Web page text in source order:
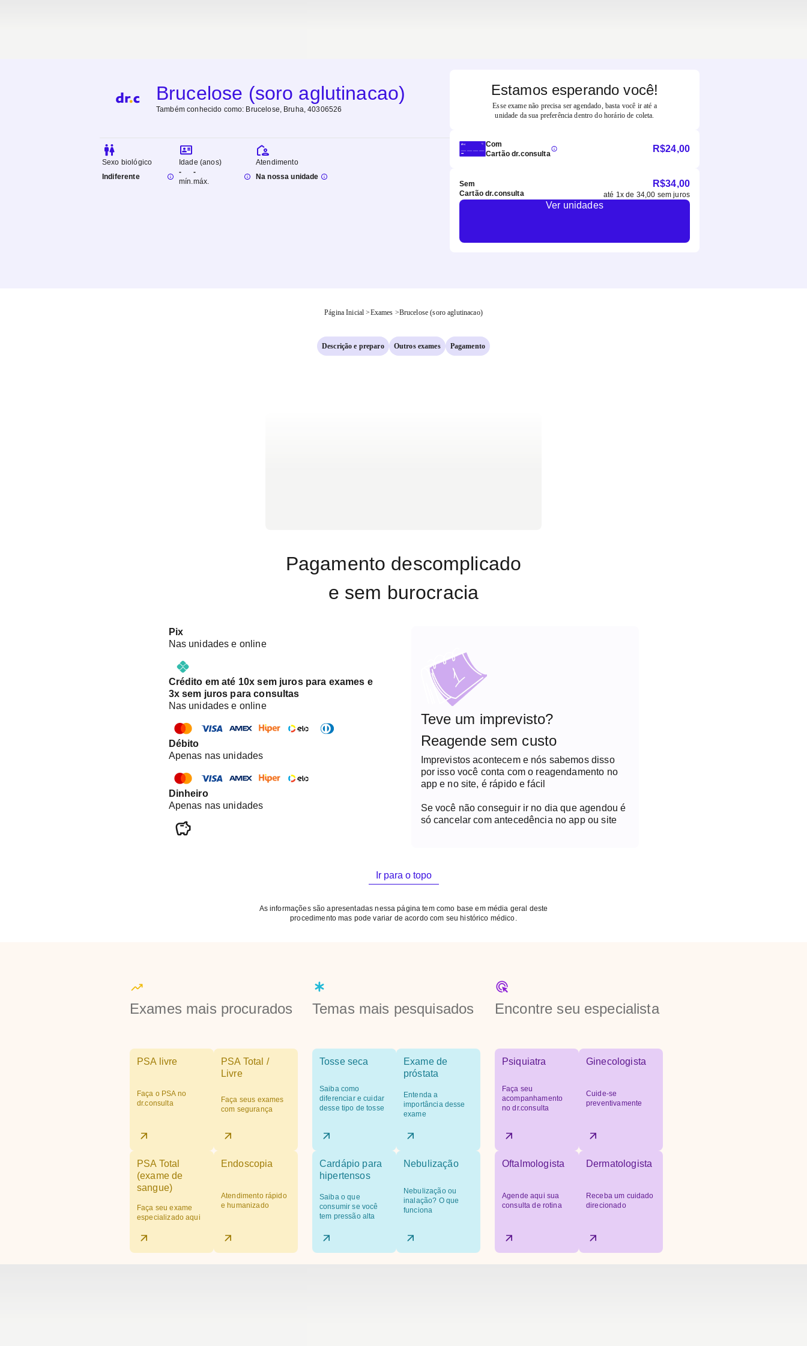
Brucelose (soro aglutinacao)
Também conhecido como: Brucelose, Bruha, 40306526
Sexo biológico
Indiferente
Idade (anos)
-
mín.
-
máx.
Atendimento
Na nossa unidade
Estamos esperando você!
Esse exame não precisa ser agendado, basta você ir até a
unidade da sua preferência dentro do horário de coleta.
Com
Cartão dr.consulta
R$24,00
Sem
Cartão dr.consulta
R$34,00
até 1x de 34,00 sem juros
Ver unidades
Página Inicial >Exames >Brucelose (soro aglutinacao)
Descrição e preparo Outros exames Pagamento
Pagamento descomplicado
e sem burocracia
Pix
Nas unidades e online
Crédito em até 10x sem juros para exames e
3x sem juros para consultas
Nas unidades e online
Débito
Apenas nas unidades
Dinheiro
Apenas nas unidades
Teve um imprevisto?
Reagende sem custo
Imprevistos acontecem e nós sabemos disso
por isso você conta com o reagendamento no
app e no site, é rápido e fácil
Se você não conseguir ir no dia que agendou é
só cancelar com antecedência no app ou site
Ir para o topo
As informações são apresentadas nessa página tem como base em média geral deste
procedimento mas pode variar de acordo com seu histórico médico.
Exames mais procurados
PSA livre
Faça o PSA no
dr.consulta
PSA Total /
Livre
Faça seus exames
com segurança
PSA Total
(exame de
sangue)
Faça seu exame
especializado aqui
Endoscopia
Atendimento rápido
e humanizado
Temas mais pesquisados
Tosse seca
Saiba como
diferenciar e cuidar
desse tipo de tosse
Exame de
próstata
Entenda a
importância desse
exame
Cardápio para
hipertensos
Saiba o que
consumir se você
tem pressão alta
Nebulização
Nebulização ou
inalação? O que
funciona
Encontre seu especialista
Psiquiatra
Faça seu
acompanhamento
no dr.consulta
Ginecologista
Cuide-se
preventivamente
Oftalmologista
Agende aqui sua
consulta de rotina
Dermatologista
Receba um cuidado
direcionado